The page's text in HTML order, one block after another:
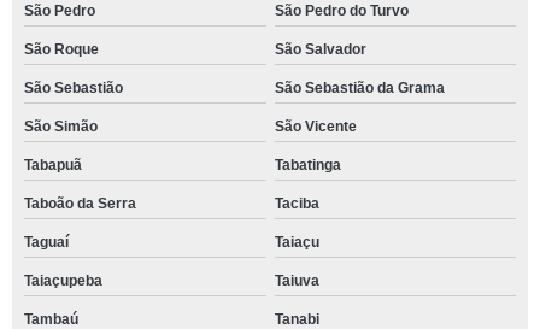
São Pedro São Pedro do Turvo
São Roque São Salvador
São Sebastião São Sebastião da Grama
São Simão São Vicente
Tabapuã Tabatinga
Taboão da Serra Taciba
Taguaí Taiaçu
Taiaçupeba Taiuva
Tambaú Tanabi